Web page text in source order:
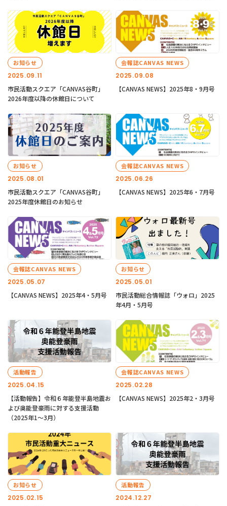
2025.09.11
お知らせ
市民活動スクエア「CANVAS谷町」
2026年度以降の休館日について
2025.09.08
会報誌CANVAS NEWS
【CANVAS NEWS】2025年8・9月号
2025.08.01
お知らせ
市民活動スクエア「CANVAS谷町」
2025年度休館日のお知らせ
2025.06.26
会報誌CANVAS NEWS
【CANVAS NEWS】2025年6・7月号
2025.05.07
会報誌CANVAS NEWS
【CANVAS NEWS】2025年4・5月号
2025.05.01
お知らせ
市民活動総合情報誌「ウォロ」2025
年4月・5月号
2025.04.15
活動報告
【活動報告】令和６年能登半島地震お
よび奥能登豪雨に対する支援活動
（2025年1〜3月）
2025.02.28
会報誌CANVAS NEWS
【CANVAS NEWS】2025年2・3月号
2025.02.15
お知らせ
2024.12.27
活動報告